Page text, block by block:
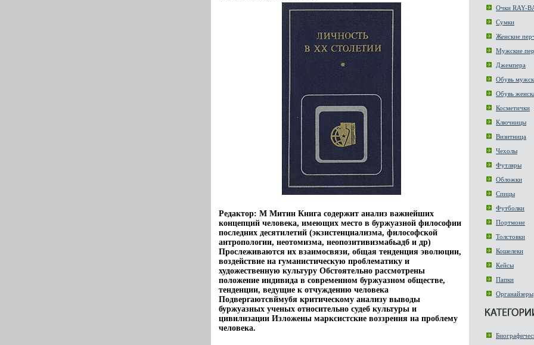
Редактор: М Митин Книга содержит анализ важнейших
концепций человека, имеющих место в буржуазной философии
последних десятилетий (экзистенциализма, философской
антропологии, неотомизма, неопозитивизмабьадб и др)
Прослеживаются их взаимосвязи, общая тенденция эволюции,
воздействие на гуманистическую проблематику и
художественную культуру Обстоятельно рассмотрены
положение индивида в современном буржуазном обществе,
тенденции, ведущие к отчуждению человека
Подвергаютсвймубя критическому анализу выводы
буржуазных ученых относительно судеб культуры и
цивилизации Изложены марксистские воззрения на проблему
человека.
Очки RAY-
Сумки
Женские
Мужские
Джемпера
Обувь
Обувь
Косметички
Ключницы
Визитница
Чехолы
Футляры
Обложки
Спицы
Футболки
Портмоне
Толстовки
Кошелеки
Кейсы
Папки
Органайзеры